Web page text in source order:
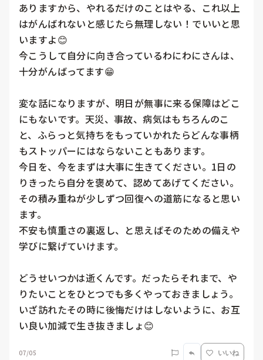
ありますから、やれるだけのことはやる、これ以上
はがんばれないと感じたら無理しない！でいいと思
いますよ😊
今こうして自分に向き合っているわにわにさんは、
十分がんばってます😁
変な話になりますが、明日が無事に来る保障はどこ
にもないです。天災、事故、病気はもちろんのこ
と、ふらっと気持ちをもっていかれたらどんな事柄
もストッパーにはならないこともあります。
今日を、今をまずは大事に生きてください。1日の
りきったら自分を褒めて、認めてあげてください。
その積み重ねが少しずつ回復への道筋になると思い
ます。
不安も慎重さの裏返し、と思えばそのための備えや
学びに繋げていけます。
どうせいつかは逝くんです。だったらそれまで、や
りたいことをひとつでも多くやっておきましょう。
いざ訪れたその時に後悔だけはしないように、お互
い良い加減で生き抜きましょ😊
07/05 いいね